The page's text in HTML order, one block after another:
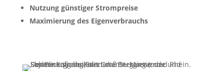
Nutzung günstiger Strompreise
Maximierung des Eigenverbrauchs